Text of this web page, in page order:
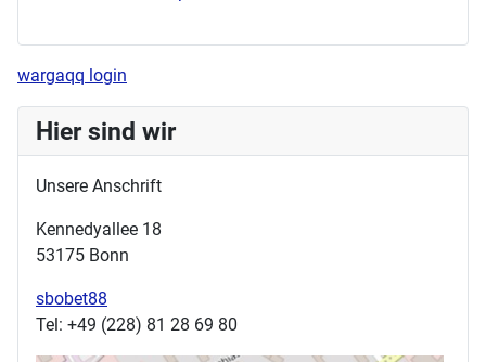
wargaqq login
Hier sind wir
Unsere Anschrift
Kennedyallee 18
53175 Bonn
sbobet88
Tel: +49 (228) 81 28 69 80